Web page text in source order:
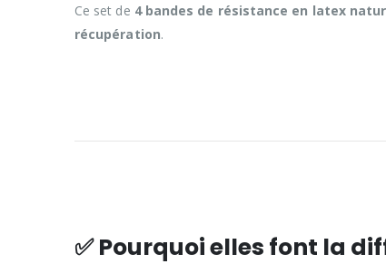
Ce set de 4 bandes de résistance en latex
récupération.
✅ Pourquoi elles font la